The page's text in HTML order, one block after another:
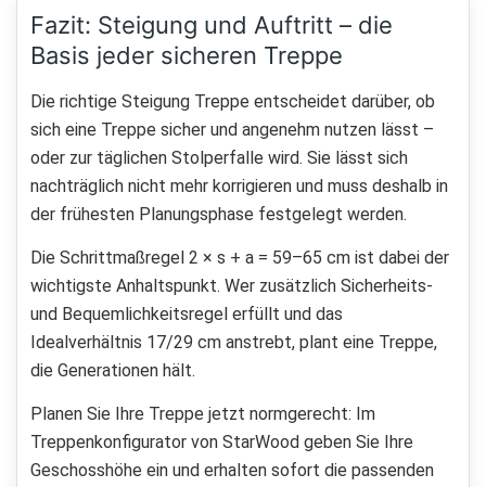
Fazit: Steigung und Auftritt – die
Basis jeder sicheren Treppe
Die richtige Steigung Treppe entscheidet darüber, ob
sich eine Treppe sicher und angenehm nutzen lässt –
oder zur täglichen Stolperfalle wird. Sie lässt sich
nachträglich nicht mehr korrigieren und muss deshalb in
der frühesten Planungsphase festgelegt werden.
Die Schrittmaßregel 2 × s + a = 59–65 cm ist dabei der
wichtigste Anhaltspunkt. Wer zusätzlich Sicherheits-
und Bequemlichkeitsregel erfüllt und das
Idealverhältnis 17/29 cm anstrebt, plant eine Treppe,
die Generationen hält.
Planen Sie Ihre Treppe jetzt normgerecht: Im
Treppenkonfigurator von StarWood geben Sie Ihre
Geschosshöhe ein und erhalten sofort die passenden